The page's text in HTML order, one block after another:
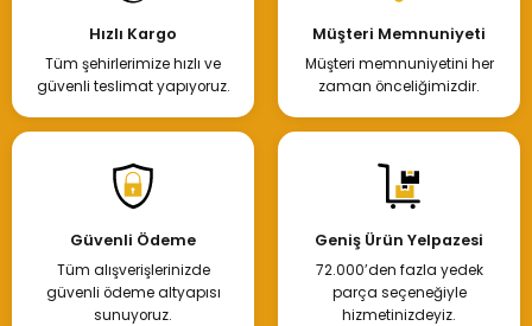
Hızlı Kargo
Tüm şehirlerimize hızlı ve
güvenli teslimat yapıyoruz.
Müşteri Memnuniyeti
Müşteri memnuniyetini her
zaman önceliğimizdir.
Güvenli Ödeme
Tüm alışverişlerinizde
güvenli ödeme altyapısı
sunuyoruz.
Geniş Ürün Yelpazesi
72.000’den fazla yedek
parça seçeneğiyle
hizmetinizdeyiz.